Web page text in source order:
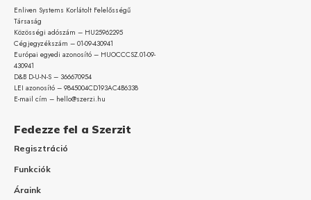
Enliven Systems Korlátolt Felelősségű
Társaság
Közösségi adószám – HU25962295
Cégjegyzékszám – 01-09-430941
Európai egyedi azonosító – HUOCCCSZ.01-09-
430941
D&B D-U-N-S – 366670954
LEI azonosító – 9845004CD193AC4B6338
E-mail cím – hello@szerzi.hu
Fedezze fel a Szerzit
Regisztráció
Funkciók
Áraink